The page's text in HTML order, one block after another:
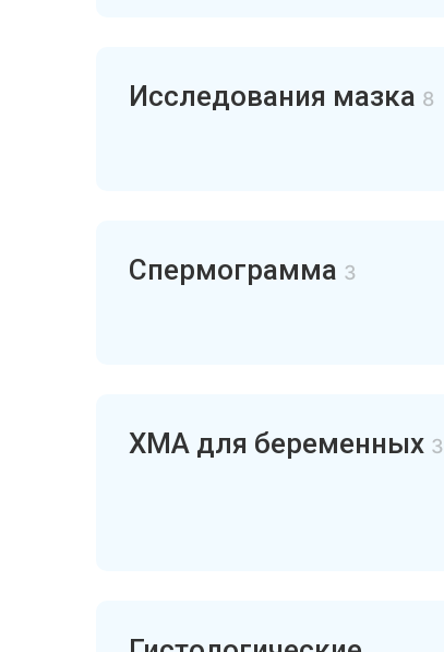
Исследования мазка 8
Спермограмма 3
ХМА для беременных 3